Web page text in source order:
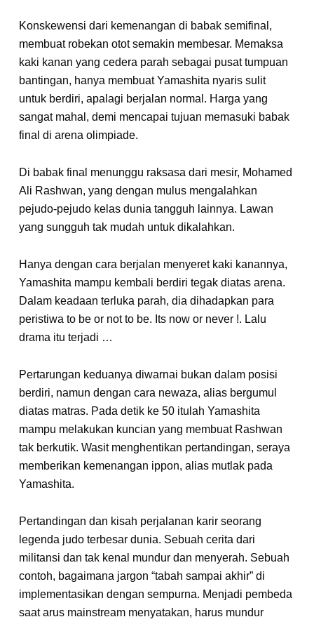
Konskewensi dari kemenangan di babak semifinal,
membuat robekan otot semakin membesar. Memaksa
kaki kanan yang cedera parah sebagai pusat tumpuan
bantingan, hanya membuat Yamashita nyaris sulit
untuk berdiri, apalagi berjalan normal. Harga yang
sangat mahal, demi mencapai tujuan memasuki babak
final di arena olimpiade.
Di babak final menunggu raksasa dari mesir, Mohamed
Ali Rashwan, yang dengan mulus mengalahkan
pejudo-pejudo kelas dunia tangguh lainnya. Lawan
yang sungguh tak mudah untuk dikalahkan.
Hanya dengan cara berjalan menyeret kaki kanannya,
Yamashita mampu kembali berdiri tegak diatas arena.
Dalam keadaan terluka parah, dia dihadapkan para
peristiwa to be or not to be. Its now or never !. Lalu
drama itu terjadi …
Pertarungan keduanya diwarnai bukan dalam posisi
berdiri, namun dengan cara newaza, alias bergumul
diatas matras. Pada detik ke 50 itulah Yamashita
mampu melakukan kuncian yang membuat Rashwan
tak berkutik. Wasit menghentikan pertandingan, seraya
memberikan kemenangan ippon, alias mutlak pada
Yamashita.
Pertandingan dan kisah perjalanan karir seorang
legenda judo terbesar dunia. Sebuah cerita dari
militansi dan tak kenal mundur dan menyerah. Sebuah
contoh, bagaimana jargon “tabah sampai akhir” di
implementasikan dengan sempurna. Menjadi pembeda
saat arus mainstream menyatakan, harus mundur